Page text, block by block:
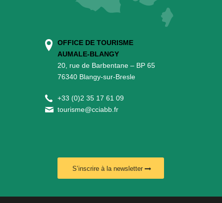
OFFICE DE TOURISME
AUMALE-BLANGY
20, rue de Barbentane – BP 65
76340 Blangy-sur-Bresle
+33 (0)2 35 17 61 09
tourisme@cciabb.fr
S’inscrire à la newsletter